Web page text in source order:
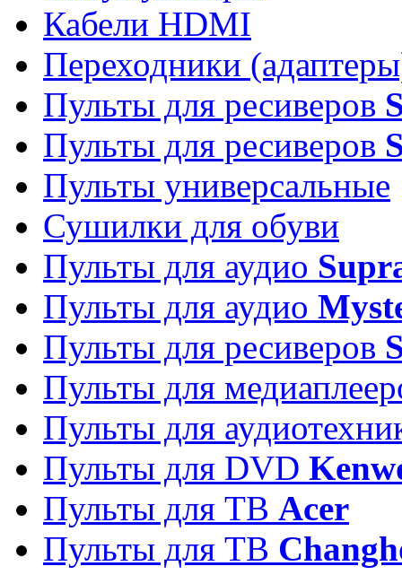
Кабели HDMI
Переходники
Пульты для ресиверов
Пульты для ресиверов
Пульты универсальные
Сушилки для обуви
Пульты для аудио
Пульты для аудио
Пульты для ресиверов
Пульты для
Пульты для
Пульты для DVD
Пульты для ТВ Acer
Пульты для ТВ